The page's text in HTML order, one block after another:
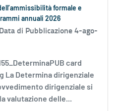
formale e
annuali 2026
Data di Pubblicazione 4-ago-
card
La Determina dirigenziale
dirigenziale si
valutazione delle...